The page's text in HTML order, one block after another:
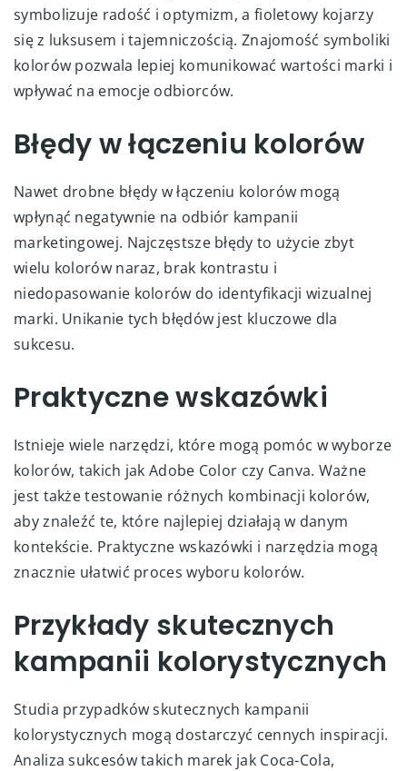
symbolizuje radość i optymizm, a fioletowy kojarzy
się z luksusem i tajemniczością. Znajomość symboliki
kolorów pozwala lepiej komunikować wartości marki i
wpływać na emocje odbiorców.
Błędy w łączeniu kolorów
Nawet drobne błędy w łączeniu kolorów mogą
wpłynąć negatywnie na odbiór kampanii
marketingowej. Najczęstsze błędy to użycie zbyt
wielu kolorów naraz, brak kontrastu i
niedopasowanie kolorów do identyfikacji wizualnej
marki. Unikanie tych błędów jest kluczowe dla
sukcesu.
Praktyczne wskazówki
Istnieje wiele narzędzi, które mogą pomóc w wyborze
kolorów, takich jak Adobe Color czy Canva. Ważne
jest także testowanie różnych kombinacji kolorów,
aby znaleźć te, które najlepiej działają w danym
kontekście. Praktyczne wskazówki i narzędzia mogą
znacznie ułatwić proces wyboru kolorów.
Przykłady skutecznych
kampanii kolorystycznych
Studia przypadków skutecznych kampanii
kolorystycznych mogą dostarczyć cennych inspiracji.
Analiza sukcesów takich marek jak Coca-Cola,